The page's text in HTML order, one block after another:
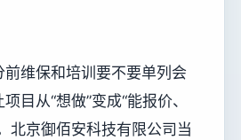
维保和培训要不要单列会
目从“想做”变成“能报价、
北京御佰安科技有限公司当